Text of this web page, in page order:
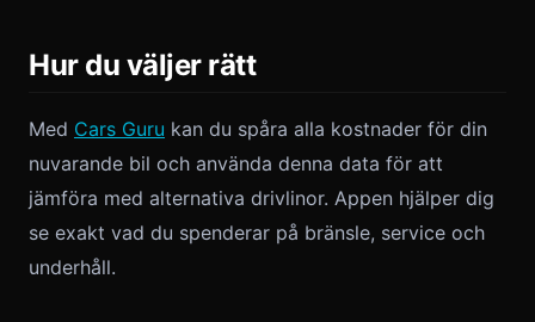
Hur du väljer rätt
Med Cars Guru kan du spåra alla kostnader för din
nuvarande bil och använda denna data för att
jämföra med alternativa drivlinor. Appen hjälper dig
se exakt vad du spenderar på bränsle, service och
underhåll.